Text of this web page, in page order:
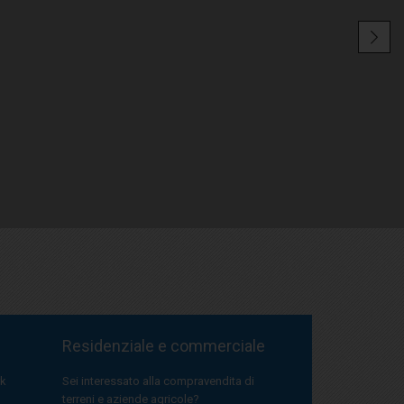
Residenziale e commerciale
Sei interessato alla compravendita di
terreni e aziende agricole?